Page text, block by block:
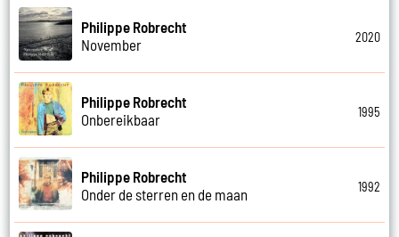
Philippe Robrecht
November
2020
Philippe Robrecht
Onbereikbaar
1995
Philippe Robrecht
Onder de sterren en de maan
1992